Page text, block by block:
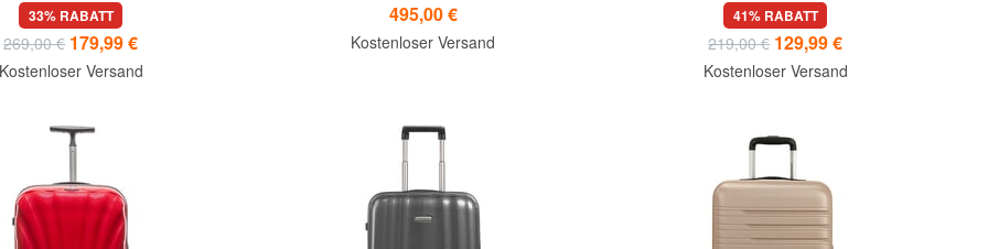
33% RABATT
269,00 € 179,99 €
Versand
495,00 €
Kostenloser Versand
41% RABATT
219,00 € 129,99 €
Kostenloser Versand